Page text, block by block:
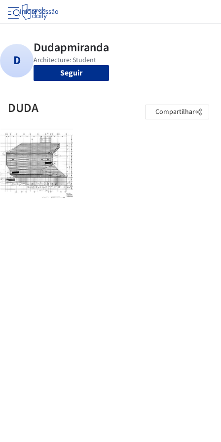
Iniciar sessão
Seguir
DUDA Compartilhar